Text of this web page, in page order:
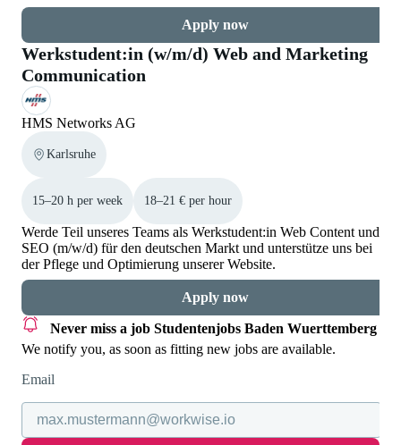
Apply now
Werkstudent:in (w/m/d) Web and Marketing
Communication
HMS Networks AG
Karlsruhe
15–20 h per week 18–21 € per hour
Werde Teil unseres Teams als Werkstudent:in Web Content und
SEO (m/w/d) für den deutschen Markt und unterstütze uns bei
der Pflege und Optimierung unserer Website.
Apply now
Never miss a job Studentenjobs Baden Wuerttemberg
We notify you, as soon as fitting new jobs are available.
Email